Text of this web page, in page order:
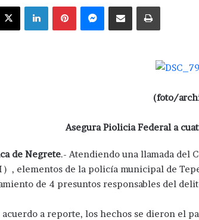
email
X LinkedInPinterestMessengerCompartir via CorreoImprimir
(foto/
Asegura Piolicia Federal a
de Negrete.- Atendiendo una llamada del
) , elementos de la policía municipal de
de 4 presuntos responsables del
acuerdo a reporte, los hechos se dieron el